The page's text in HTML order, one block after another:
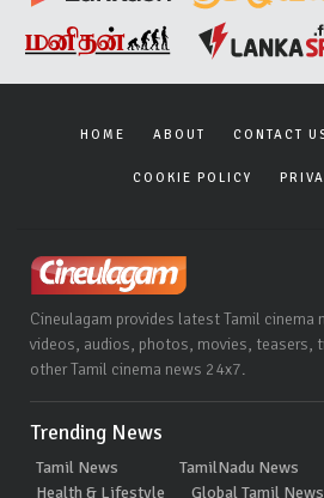
HOME ABOUT CONTACT
COOKIE POLICY
Cineulagam provides latest Tamil cinema
videos, audios, photos, movies, teasers,
other Tamil cinema news 24x7.
Trending News
Tamil News TamilNadu News
Health & Lifestyle
Global Tamil News